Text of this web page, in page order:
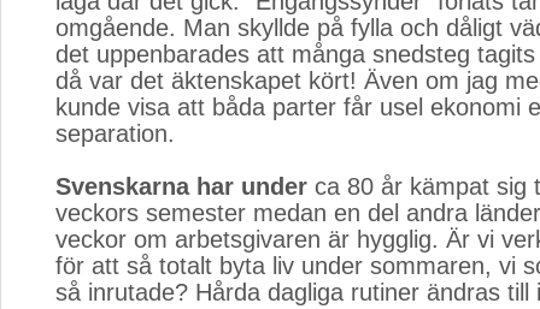
omgående. Man skyllde på fylla och dåligt
det uppenbarades att många snedsteg
då var det äktenskapet kört! Även om jag
kunde visa att båda parter får usel ekonomi
separation.
Svenskarna har under ca 80 år kämpat sig
veckors semester medan en del andra
veckor om arbetsgivaren är hygglig. Är vi
för att så totalt byta liv under sommaren, vi
så inrutade? Hårda dagliga rutiner ändras till